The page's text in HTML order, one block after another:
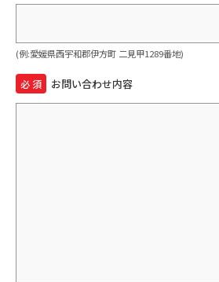
(例:愛媛県西宇和郡伊方町 二見甲1289番地)
必 須 お問い合わせ内容